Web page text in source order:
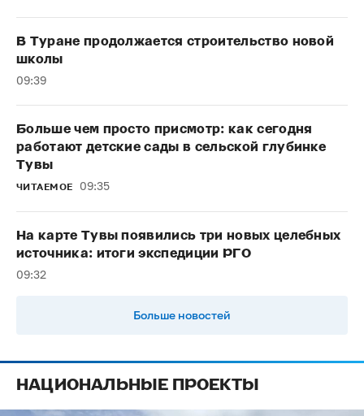
В Туране продолжается строительство новой
школы
09:39
Больше чем просто присмотр: как сегодня
работают детские сады в сельской глубинке
Тувы
ЧИТАЕМОЕ 09:35
На карте Тувы появились три новых целебных
источника: итоги экспедиции РГО
09:32
Больше новостей
НАЦИОНАЛЬНЫЕ ПРОЕКТЫ